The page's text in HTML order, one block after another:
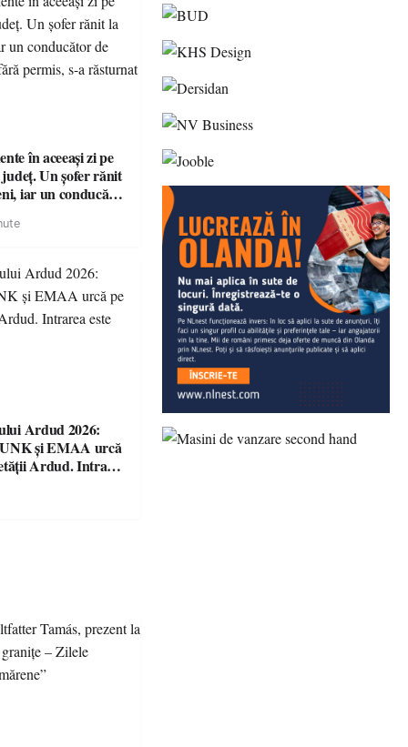
în aceeași zi pe
județ. Un șofer rănit
iar un conducător
Ardud 2026:
și EMAA urcă
Ardud. Intrarea